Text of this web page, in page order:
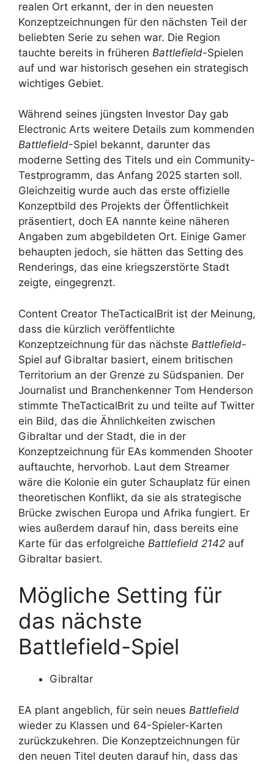
realen Ort erkannt, der in den neuesten
Konzeptzeichnungen für den nächsten Teil der
beliebten Serie zu sehen war. Die Region
tauchte bereits in früheren Battlefield-Spielen
auf und war historisch gesehen ein strategisch
wichtiges Gebiet.
Während seines jüngsten Investor Day gab
Electronic Arts weitere Details zum kommenden
Battlefield-Spiel bekannt, darunter das
moderne Setting des Titels und ein Community-
Testprogramm, das Anfang 2025 starten soll.
Gleichzeitig wurde auch das erste offizielle
Konzeptbild des Projekts der Öffentlichkeit
präsentiert, doch EA nannte keine näheren
Angaben zum abgebildeten Ort. Einige Gamer
behaupten jedoch, sie hätten das Setting des
Renderings, das eine kriegszerstörte Stadt
zeigte, eingegrenzt.
Content Creator TheTacticalBrit ist der Meinung,
dass die kürzlich veröffentlichte
Konzeptzeichnung für das nächste Battlefield-
Spiel auf Gibraltar basiert, einem britischen
Territorium an der Grenze zu Südspanien. Der
Journalist und Branchenkenner Tom Henderson
stimmte TheTacticalBrit zu und teilte auf Twitter
ein Bild, das die Ähnlichkeiten zwischen
Gibraltar und der Stadt, die in der
Konzeptzeichnung für EAs kommenden Shooter
auftauchte, hervorhob. Laut dem Streamer
wäre die Kolonie ein guter Schauplatz für einen
theoretischen Konflikt, da sie als strategische
Brücke zwischen Europa und Afrika fungiert. Er
wies außerdem darauf hin, dass bereits eine
Karte für das erfolgreiche Battlefield 2142 auf
Gibraltar basiert.
Mögliche Setting für
das nächste
Battlefield-Spiel
Gibraltar
EA plant angeblich, für sein neues Battlefield
wieder zu Klassen und 64-Spieler-Karten
zurückzukehren. Die Konzeptzeichnungen für
den neuen Titel deuten darauf hin, dass das